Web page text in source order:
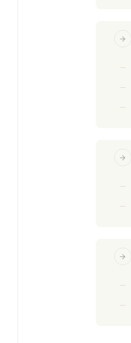
arrow_forward
arrow_forward
arrow_forward